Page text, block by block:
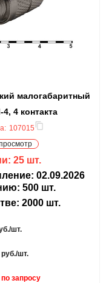
малогабаритный
4, 4 контакта
107015
25шт.
02.09.2026
500шт.
2000шт.
шт.
шт.
по запросу